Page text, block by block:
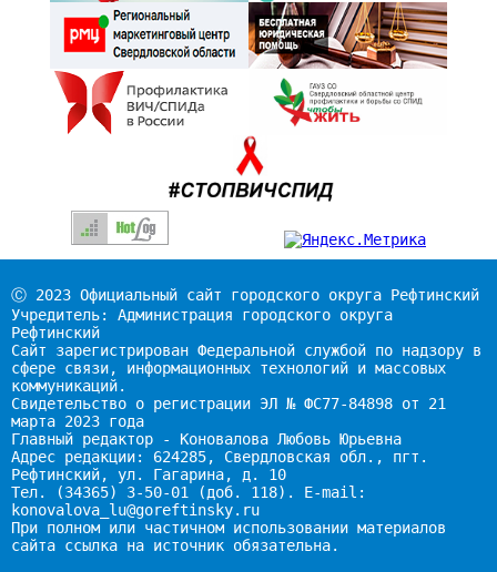
Ⓒ 2023 Официальный сайт городского округа Рефтинский
Учредитель: Администрация городского округа
Рефтинский
Сайт зарегистрирован Федеральной службой по надзору в
сфере связи, информационных технологий и массовых
коммуникаций.
Свидетельство о регистрации ЭЛ № ФС77-84898 от 21
марта 2023 года
Главный редактор - Коновалова Любовь Юрьевна
Адрес редакции: 624285, Свердловская обл., пгт.
Рефтинский, ул. Гагарина, д. 10
Тел. (34365) 3-50-01 (доб. 118). E-mail:
konovalova_lu@goreftinsky.ru
При полном или частичном использовании материалов
сайта ссылка на источник обязательна.